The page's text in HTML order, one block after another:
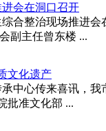
会在洞口召开
合整治现场推进
主任曾东楼 ...
文化遗产
中心传来喜讯，
批准文化部 ...